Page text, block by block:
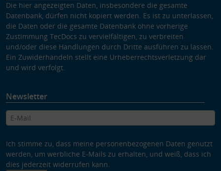
Die hier angezeigten Daten, insbesondere die gesamte
Datenbank, dürfen nicht kopiert werden. Es ist zu unterlassen,
die Daten oder die gesamte Datenbank ohne vorherige
Zustimmung TecDocs zu vervielfältigen, zu verbreiten
und/oder diese Handlungen durch Dritte ausführen zu lassen.
Ein Zuwiderhandeln stellt eine Urheberrechtsverletzung dar
und wird verfolgt.
Newsletter
Ich stimme zu, dass meine personenbezogenen Daten genutzt
werden, um werbliche E-Mails zu erhalten, und weiß, dass ich
dies jederzeit widerrufen kann.